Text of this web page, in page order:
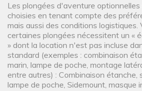
Les plongées d'aventure
choisies en tenant compte des
mais aussi des conditions logistiques.
certaines plongées nécessitent un «
» dont la location n'est pas incluse
standard (exemples : combinaison
marin, lampe de poche, montage
entre autres) : Combinaison étanche,
lampe de poche, Sidemount, masque